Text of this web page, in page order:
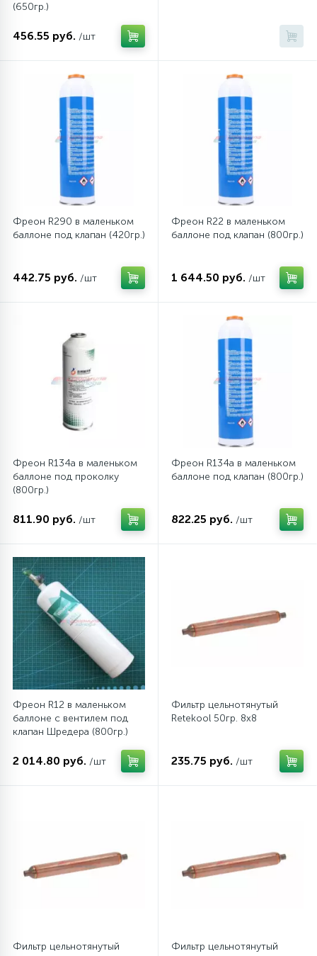
(650гр.)
456.55 руб. /шт
Фреон R290 в маленьком
баллоне под клапан (420гр.)
442.75 руб. /шт
Фреон R22 в маленьком
баллоне под клапан (800гр.)
1 644.50 руб. /шт
Фреон R134a в маленьком
баллоне под проколку
(800гр.)
811.90 руб. /шт
Фреон R134a в маленьком
баллоне под клапан (800гр.)
822.25 руб. /шт
Фреон R12 в маленьком
баллоне с вентилем под
клапан Шредера (800гр.)
2 014.80 руб. /шт
Фильтр цельнотянутый
Retekool 50гр. 8х8
235.75 руб. /шт
Фильтр цельнотянутый
Фильтр цельнотянутый